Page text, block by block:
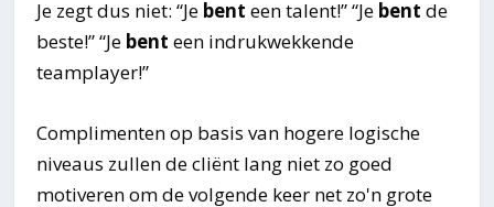
Je zegt dus niet: “Je bent een talent!” “Je bent de
beste!” “Je bent een indrukwekkende
teamplayer!”
Complimenten op basis van hogere logische
niveaus zullen de cliënt lang niet zo goed
motiveren om de volgende keer net zo'n grote